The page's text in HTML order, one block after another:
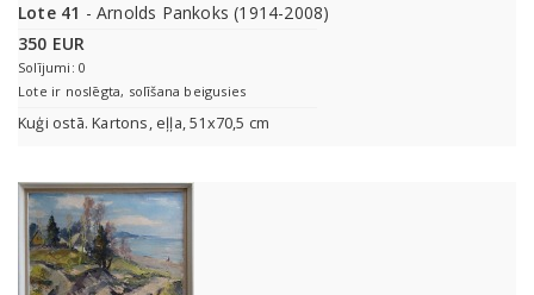
Lote 41 - Arnolds Pankoks (1914-2008)
350 EUR
Solījumi: 0
Lote ir noslēgta, solīšana beigusies
Kuģi ostā. Kartons, eļļa, 51x70,5 cm